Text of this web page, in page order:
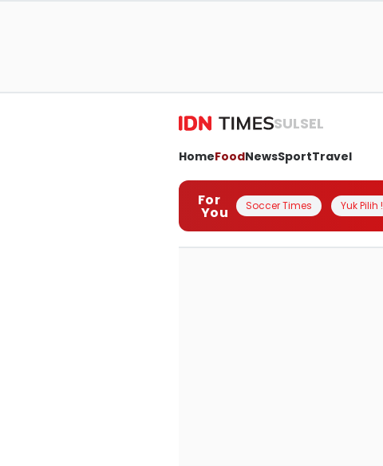
SULSEL
HomeFoodNewsSportTravel
For
You Soccer Times Yuk Pilih !